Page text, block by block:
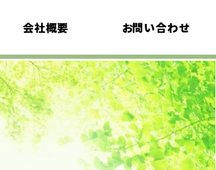
会社概要
採用情報
プライバシーポリシ
ー
お問い合わせ
イベント情報